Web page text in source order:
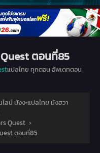
ตอนที่85
แปลไทย ทุกตอน อัพเดทตอน
ลน์ มังงะแปลไทย มังฮวา
Quest ›
ตอนที่85